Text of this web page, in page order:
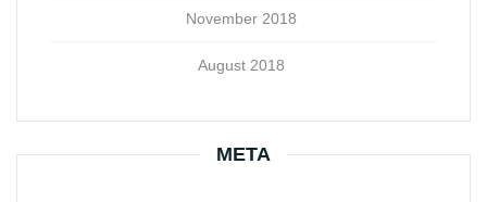
November 2018
August 2018
META